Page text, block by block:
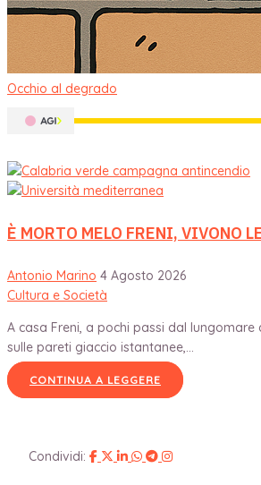
Occhio al degrado
È MORTO MELO FRENI, VIVONO
Antonio Marino 4 Agosto 2026
Cultura e Società
A casa Freni, a pochi passi dal lungomare
sulle pareti giaccio istantanee,...
CONTINUA A LEGGERE
Condividi: